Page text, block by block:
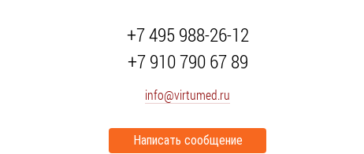
+7 495 988-26-12
+7 910 790 67 89
info@virtumed.ru
Написать сообщение